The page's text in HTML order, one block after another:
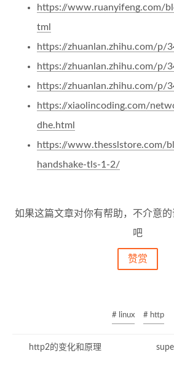
https://www.ruanyifeng.com/
tml
https://zhuanlan.zhihu.com/p/
https://zhuanlan.zhihu.com/p/
https://zhuanlan.zhihu.com/p/
https://xiaolincoding.com/
dhe.html
https://www.thesslstore.com/
handshake-tls-1-2/
如果这篇文章对你有帮助，不介意
吧
赞赏
# linux # http
http2的变化和原理